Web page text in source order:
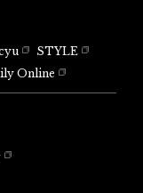
STYLE
Online